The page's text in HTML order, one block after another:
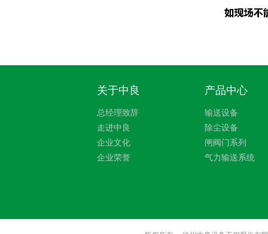
关于中良
总经理致辞
走进中良
企业文化
企业荣誉
产品中心
输送设备
除尘设备
闸阀门系列
气力输送系统